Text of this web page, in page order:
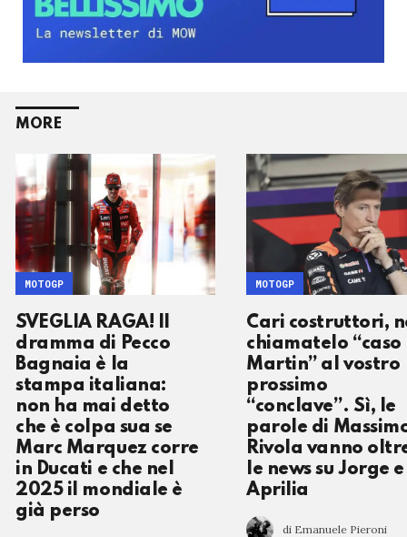
MORE
SVEGLIA RAGA! Il
dramma di Pecco
Bagnaia è la
stampa italiana:
non ha mai detto
che è colpa sua se
Marc Marquez corre
in Ducati e che nel
2025 il mondiale è
già perso
MOTOGP
Cari costruttori,
chiamatelo “caso
Martin” al vostro
prossimo
“conclave”. Sì, le
parole di
Rivola vanno
le news su Jorge e
Aprilia
di Emanuele Pieroni
MOTOGP